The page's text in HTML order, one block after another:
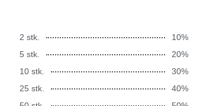
2 stk.
10%
5 stk.
20%
10 stk.
30%
25 stk.
40%